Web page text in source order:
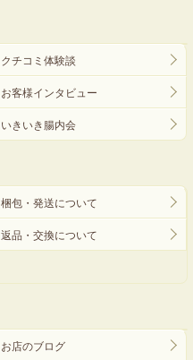
クチコミ体験談
お客様インタビュー
いきいき腸内会
梱包・発送について
返品・交換について
お店のブログ